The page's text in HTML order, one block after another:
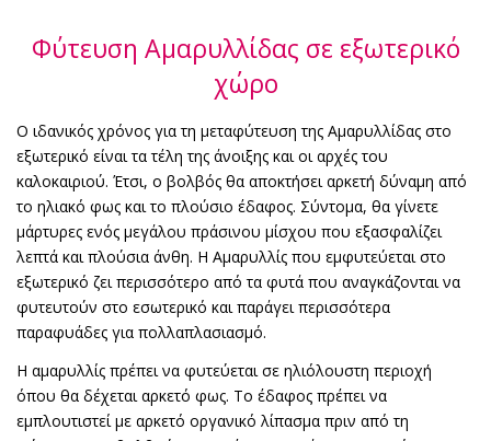
Φύτευση Αμαρυλλίδας σε εξωτερικό
χώρο
Ο ιδανικός χρόνος για τη μεταφύτευση της Αμαρυλλίδας στο
εξωτερικό είναι τα τέλη της άνοιξης και οι αρχές του
καλοκαιριού. Έτσι, ο βολβός θα αποκτήσει αρκετή δύναμη από
το ηλιακό φως και το πλούσιο έδαφος. Σύντομα, θα γίνετε
μάρτυρες ενός μεγάλου πράσινου μίσχου που εξασφαλίζει
λεπτά και πλούσια άνθη. Η Αμαρυλλίς που εμφυτεύεται στο
εξωτερικό ζει περισσότερο από τα φυτά που αναγκάζονται να
φυτευτούν στο εσωτερικό και παράγει περισσότερα
παραφυάδες για πολλαπλασιασμό.
Η αμαρυλλίς πρέπει να φυτεύεται σε ηλιόλουστη περιοχή
όπου θα δέχεται αρκετό φως. Το έδαφος πρέπει να
εμπλουτιστεί με αρκετό οργανικό λίπασμα πριν από τη